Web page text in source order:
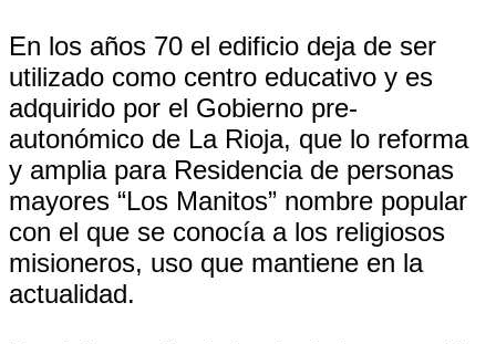
En los años 70 el edificio deja de ser
utilizado como centro educativo y es
adquirido por el Gobierno pre-
autonómico de La Rioja, que lo reforma
y amplia para Residencia de personas
mayores “Los Manitos” nombre popular
con el que se conocía a los religiosos
misioneros, uso que mantiene en la
actualidad.